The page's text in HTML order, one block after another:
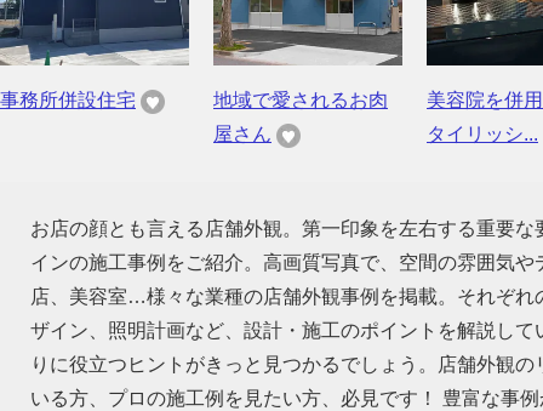
事務所併設住宅
地域で愛されるお肉
屋さん
美容院を併
タイリッシ...
お店の顔とも言える店舗外観。第一印象を左右する重要
インの施工事例をご紹介。高画質写真で、空間の雰囲気
店、美容室…様々な業種の店舗外観事例を掲載。それぞ
ザイン、照明計画など、設計・施工のポイントを解説し
りに役立つヒントがきっと見つかるでしょう。店舗外観
いる方、プロの施工例を見たい方、必見です！ 豊富な事